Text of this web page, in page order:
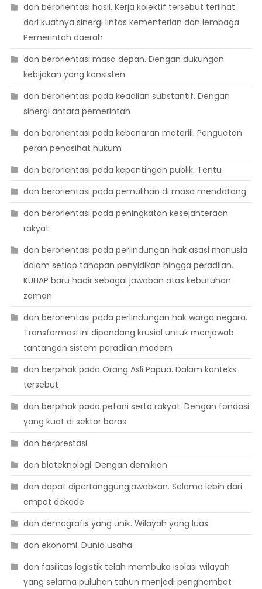
dan berorientasi hasil. Kerja kolektif tersebut terlihat
dari kuatnya sinergi lintas kementerian dan lembaga.
Pemerintah daerah
dan berorientasi masa depan. Dengan dukungan
kebijakan yang konsisten
dan berorientasi pada keadilan substantif. Dengan
sinergi antara pemerintah
dan berorientasi pada kebenaran materiil. Penguatan
peran penasihat hukum
dan berorientasi pada kepentingan publik. Tentu
dan berorientasi pada pemulihan di masa mendatang.
dan berorientasi pada peningkatan kesejahteraan
rakyat
dan berorientasi pada perlindungan hak asasi manusia
dalam setiap tahapan penyidikan hingga peradilan.
KUHAP baru hadir sebagai jawaban atas kebutuhan
zaman
dan berorientasi pada perlindungan hak warga negara.
Transformasi ini dipandang krusial untuk menjawab
tantangan sistem peradilan modern
dan berpihak pada Orang Asli Papua. Dalam konteks
tersebut
dan berpihak pada petani serta rakyat. Dengan fondasi
yang kuat di sektor beras
dan berprestasi
dan bioteknologi. Dengan demikian
dan dapat dipertanggungjawabkan. Selama lebih dari
empat dekade
dan demografis yang unik. Wilayah yang luas
dan ekonomi. Dunia usaha
dan fasilitas logistik telah membuka isolasi wilayah
yang selama puluhan tahun menjadi penghambat